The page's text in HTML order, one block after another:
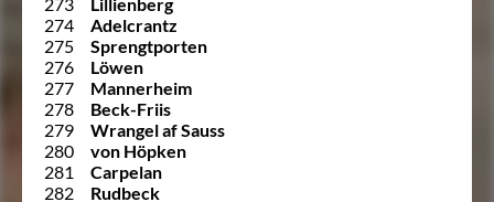
274
Adelcrantz
275
Sprengtporten
276
Löwen
277
Mannerheim
278
Beck-Friis
279
Wrangel af Sauss
280
von Höpken
281
Carpelan
282
Rudbeck